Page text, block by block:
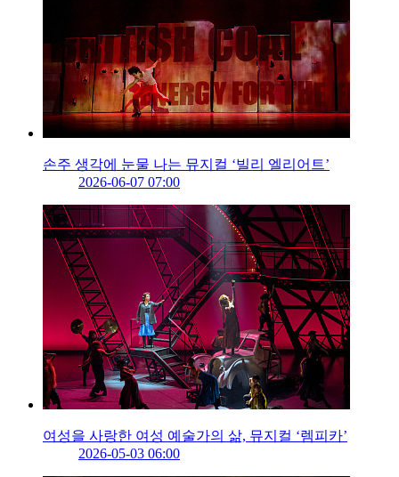
손주 생각에 눈물 나는 뮤지컬 ‘빌리 엘리어트’
2026-06-07 07:00
여성을 사랑한 여성 예술가의 삶, 뮤지컬 ‘렘피카’
2026-05-03 06:00